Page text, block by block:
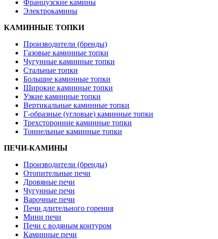
Французские камины
Электрокамины
КАМИННЫЕ ТОПКИ
Производители (бренды)
Газовые каминные топки
Чугунные каминные топки
Стальные топки
Большие каминные топки
Широкие каминные топки
Узкие каминные топки
Вертикальные каминные топки
Г-образные (угловые) каминные топки
Трехсторонние каминные топки
Тоннельные каминные топки
ПЕЧИ-КАМИНЫ
Производители (бренды)
Отопительные печи
Дровяные печи
Чугунные печи
Варочные печи
Печи длительного горения
Мини печи
Печи с водяным контуром
Каминные печи